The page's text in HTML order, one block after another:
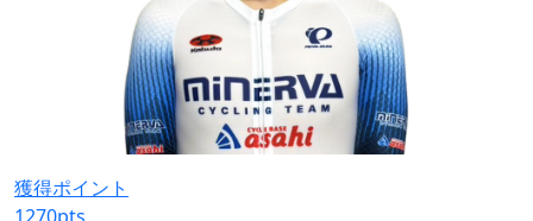
獲得ポイント